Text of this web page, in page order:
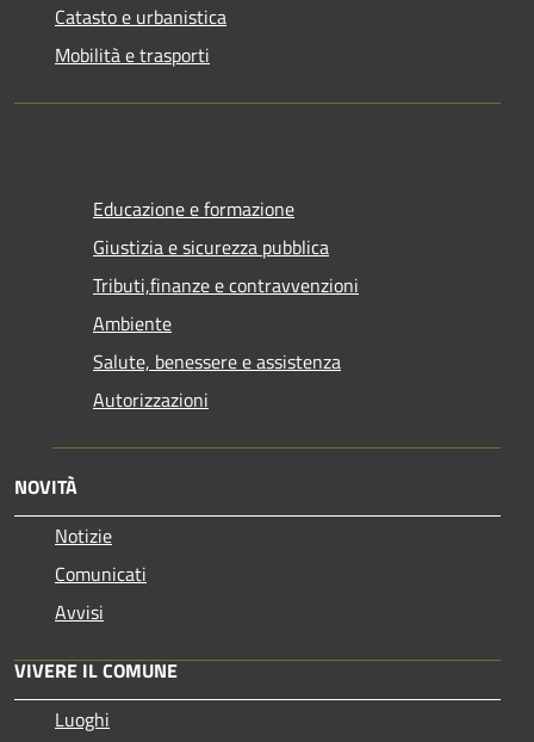
Catasto e urbanistica
Mobilità e trasporti
Educazione e formazione
Giustizia e sicurezza pubblica
Tributi,finanze e contravvenzioni
Ambiente
Salute, benessere e assistenza
Autorizzazioni
NOVITÀ
Notizie
Comunicati
Avvisi
VIVERE IL COMUNE
Luoghi